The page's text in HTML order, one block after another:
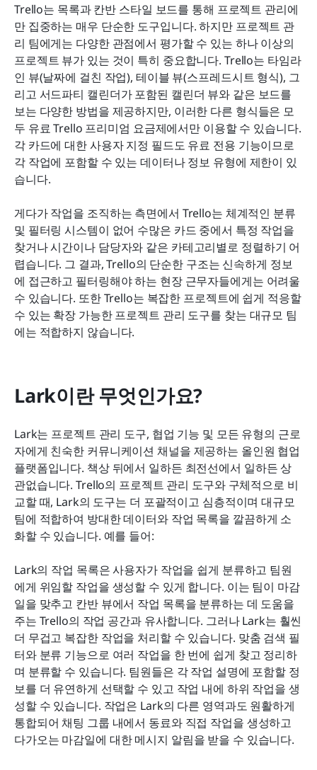
Trello는 목록과 칸반 스타일 보드를 통해 프로젝트 관리에
만 집중하는 매우 단순한 도구입니다. 하지만 프로젝트 관
리 팀에게는 다양한 관점에서 평가할 수 있는 하나 이상의
프로젝트 뷰가 있는 것이 특히 중요합니다. Trello는 타임라
인 뷰(날짜에 걸친 작업), 테이블 뷰(스프레드시트 형식), 그
리고 서드파티 캘린더가 포함된 캘린더 뷰와 같은 보드를
보는 다양한 방법을 제공하지만, 이러한 다른 형식들은 모
두 유료 Trello 프리미엄 요금제에서만 이용할 수 있습니다.
각 카드에 대한 사용자 지정 필드도 유료 전용 기능이므로
각 작업에 포함할 수 있는 데이터나 정보 유형에 제한이 있
습니다.
게다가 작업을 조직하는 측면에서 Trello는 체계적인 분류
및 필터링 시스템이 없어 수많은 카드 중에서 특정 작업을
찾거나 시간이나 담당자와 같은 카테고리별로 정렬하기 어
렵습니다. 그 결과, Trello의 단순한 구조는 신속하게 정보
에 접근하고 필터링해야 하는 현장 근무자들에게는 어려울
수 있습니다. 또한 Trello는 복잡한 프로젝트에 쉽게 적응할
수 있는 확장 가능한 프로젝트 관리 도구를 찾는 대규모 팀
에는 적합하지 않습니다.
Lark이란 무엇인가요?
Lark는 프로젝트 관리 도구, 협업 기능 및 모든 유형의 근로
자에게 친숙한 커뮤니케이션 채널을 제공하는 올인원 협업
플랫폼입니다. 책상 뒤에서 일하든 최전선에서 일하든 상
관없습니다. Trello의 프로젝트 관리 도구와 구체적으로 비
교할 때, Lark의 도구는 더 포괄적이고 심층적이며 대규모
팀에 적합하여 방대한 데이터와 작업 목록을 깔끔하게 소
화할 수 있습니다. 예를 들어:
Lark의 작업 목록은 사용자가 작업을 쉽게 분류하고 팀원
에게 위임할 작업을 생성할 수 있게 합니다. 이는 팀이 마감
일을 맞추고 칸반 뷰에서 작업 목록을 분류하는 데 도움을
주는 Trello의 작업 공간과 유사합니다. 그러나 Lark는 훨씬
더 무겁고 복잡한 작업을 처리할 수 있습니다. 맞춤 검색 필
터와 분류 기능으로 여러 작업을 한 번에 쉽게 찾고 정리하
며 분류할 수 있습니다. 팀원들은 각 작업 설명에 포함할 정
보를 더 유연하게 선택할 수 있고 작업 내에 하위 작업을 생
성할 수 있습니다. 작업은 Lark의 다른 영역과도 원활하게
통합되어 채팅 그룹 내에서 동료와 직접 작업을 생성하고
다가오는 마감일에 대한 메시지 알림을 받을 수 있습니다.